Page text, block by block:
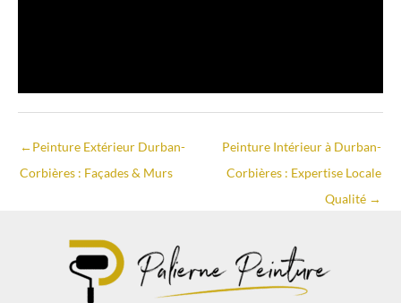
←Peinture Extérieur Durban-
Corbières : Façades & Murs
Peinture Intérieur à Durban-
Corbières : Expertise Locale
Qualité →